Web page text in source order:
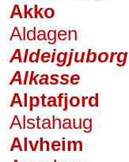
Akko
Aldagen
Aldeigjuborg
Alkasse
Alptafjord
Alstahaug
Alvheim